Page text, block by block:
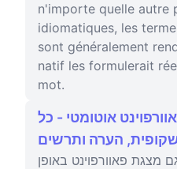
n'importe quelle autre
idiomatiques, les
sont généralement
natif les formulerait
mot.
אוטומטי - כל
הערה ותרשים
מצגת פאוורפוינט באופן